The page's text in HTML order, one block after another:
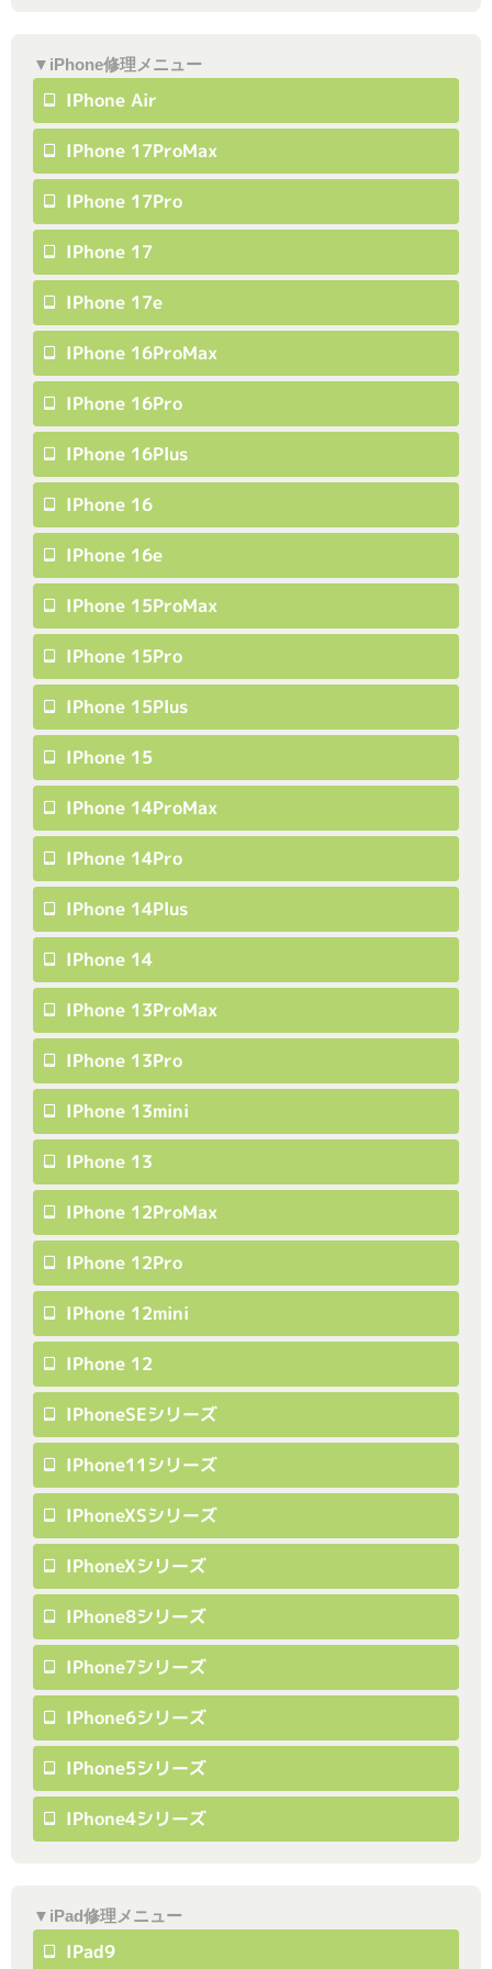
▼iPhone修理メニュー
IPhone Air
IPhone 17ProMax
IPhone 17Pro
IPhone 17
IPhone 17e
IPhone 16ProMax
IPhone 16Pro
IPhone 16Plus
IPhone 16
IPhone 16e
IPhone 15ProMax
IPhone 15Pro
IPhone 15Plus
IPhone 15
IPhone 14ProMax
IPhone 14Pro
IPhone 14Plus
IPhone 14
IPhone 13ProMax
IPhone 13Pro
IPhone 13mini
IPhone 13
IPhone 12ProMax
IPhone 12Pro
IPhone 12mini
IPhone 12
IPhoneSEシリーズ
IPhone11シリーズ
IPhoneXSシリーズ
IPhoneXシリーズ
IPhone8シリーズ
IPhone7シリーズ
IPhone6シリーズ
IPhone5シリーズ
IPhone4シリーズ
▼iPad修理メニュー
IPad9